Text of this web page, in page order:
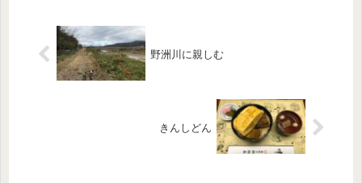
野洲川に親しむ
きんしどん